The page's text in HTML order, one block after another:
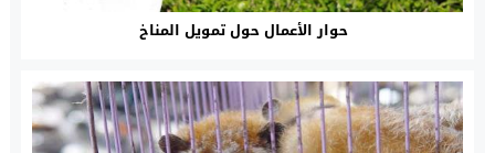
حوار الأعمال حول تمويل المناخ